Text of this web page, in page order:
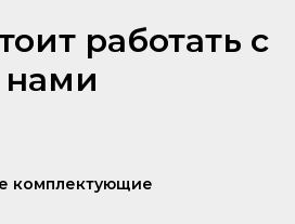
работать с
нами
комплектующие